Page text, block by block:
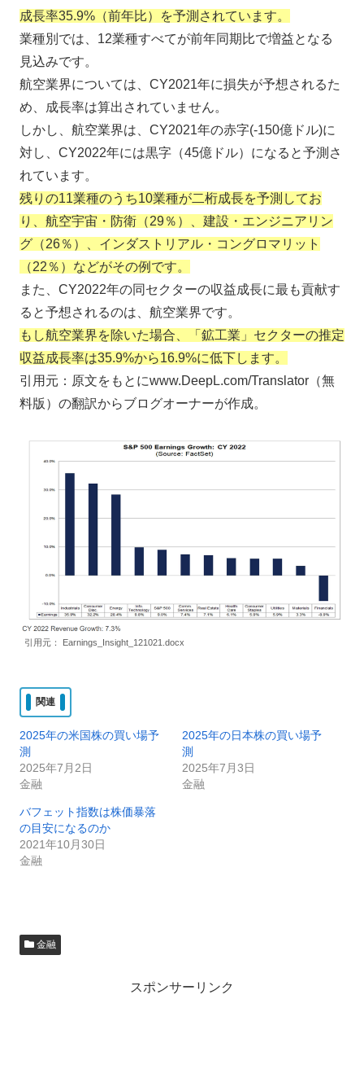
成長率35.9%（前年比）を予測されています。
業種別では、12業種すべてが前年同期比で増益となる
見込みです。
航空業界については、CY2021年に損失が予想されるた
め、成長率は算出されていません。
しかし、航空業界は、CY2021年の赤字(-150億ドル)に
対し、CY2022年には黒字（45億ドル）になると予測さ
れています。
残りの11業種のうち10業種が二桁成長を予測してお
り、航空宇宙・防衛（29％）、建設・エンジニアリン
グ（26％）、インダストリアル・コングロマリット
（22％）などがその例です。
また、CY2022年の同セクターの収益成長に最も貢献す
ると予想されるのは、航空業界です。
もし航空業界を除いた場合、「鉱工業」セクターの推定
収益成長率は35.9%から16.9%に低下します。
引用元：原文をもとにwww.DeepL.com/Translator（無
料版）の翻訳からブログオーナーが作成。
引用元： Earnings_Insight_121021.docx
関連
2025年の米国株の買い場予
測
2025年7月2日
金融
2025年の日本株の買い場予
測
2025年7月3日
金融
バフェット指数は株価暴落
の目安になるのか
2021年10月30日
金融
金融
スポンサーリンク